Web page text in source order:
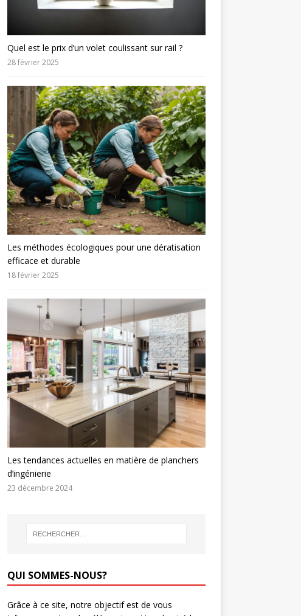
Quel est le prix d’un volet coulissant sur rail ?
28 février 2025
Les méthodes écologiques pour une dératisation
efficace et durable
18 février 2025
Les tendances actuelles en matière de planchers
d’ingénierie
23 décembre 2024
QUI SOMMES-NOUS?
Grâce à ce site, notre objectif est de vous